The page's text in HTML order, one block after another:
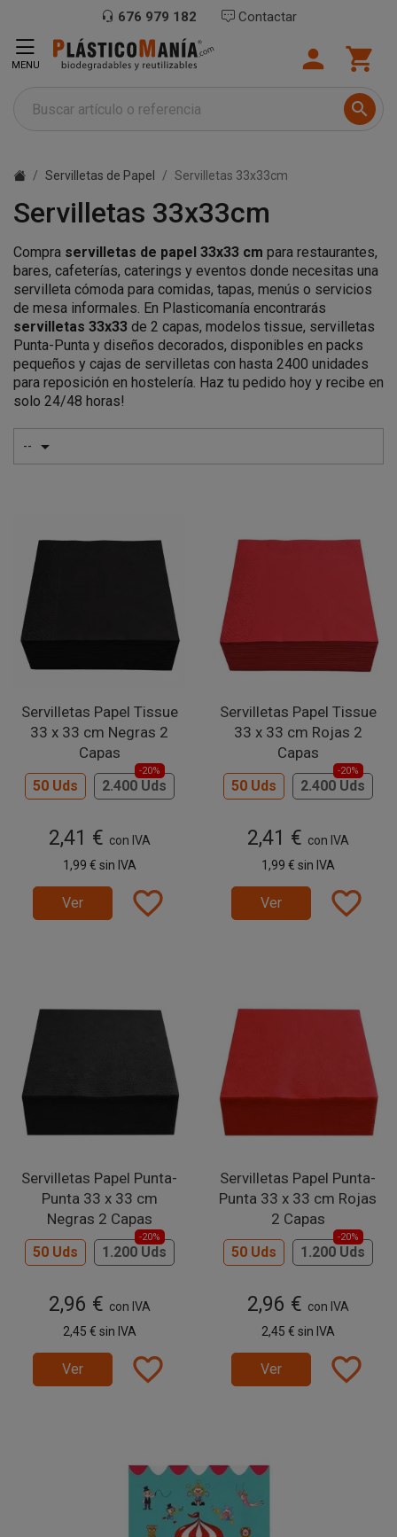
676 979 182 Contactar

 
MENU
Servilletas de Papel Servilletas 33x33cm
Servilletas 33x33cm
Compra servilletas de papel 33x33 cm para restaurantes,
bares, cafeterías, caterings y eventos donde necesitas una
servilleta cómoda para comidas, tapas, menús o servicios
de mesa informales. En Plasticomanía encontrarás
servilletas 33x33 de 2 capas, modelos tissue, servilletas
Punta-Punta y diseños decorados, disponibles en packs
pequeños y cajas de servilletas con hasta 2400 unidades
para reposición en hostelería. Haz tu pedido hoy y recibe en
solo 24/48 horas!
-- 
Servilletas Papel Tissue
33 x 33 cm Negras 2
Capas
50 Uds 2.400 Uds
-20%
2,41 € con IVA
1,99 € sin IVA
Ver favorite_border
Servilletas Papel Tissue
33 x 33 cm Rojas 2
Capas
50 Uds 2.400 Uds
-20%
2,41 € con IVA
1,99 € sin IVA
Ver favorite_border
Servilletas Papel Punta-
Punta 33 x 33 cm
Negras 2 Capas
50 Uds 1.200 Uds
-20%
2,96 € con IVA
2,45 € sin IVA
Ver favorite_border
Servilletas Papel Punta-
Punta 33 x 33 cm Rojas
2 Capas
50 Uds 1.200 Uds
-20%
2,96 € con IVA
2,45 € sin IVA
Ver favorite_border